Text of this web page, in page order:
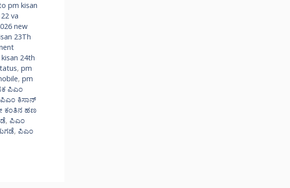
pm kisan
va
new
23Th
24th
, pm
, pm
ಪಿಎಂ
ಪಿಎಂ ಕಿಸಾನ್
ಕಂತಿನ ಹಣ
, ಪಿಎಂ
, ಪಿಎಂ